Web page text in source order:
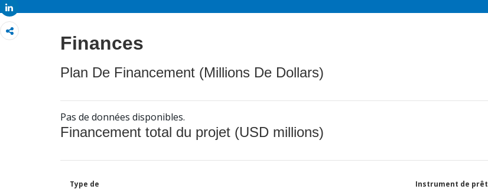
Finances
Plan De Financement (Millions De Dollars)
Pas de données disponibles.
Financement total du projet (USD millions)
Type de
Instrument de prêt